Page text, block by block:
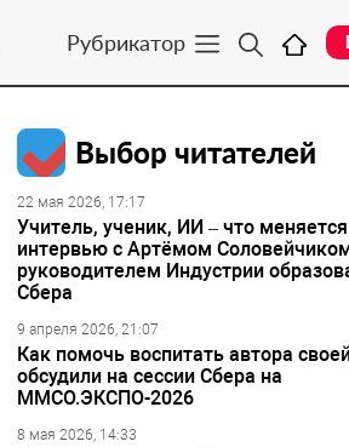
Рубрикатор
Выбор читателей
22 мая 2026, 17:17
Учитель, ученик, ИИ – что
интервью с Артёмом
руководителем Индустрии
Сбера
9 апреля 2026, 21:07
Как помочь воспитать автора
обсудили на сессии Сбера на
ММСО.ЭКСПО-2026
8 мая 2026, 14:33